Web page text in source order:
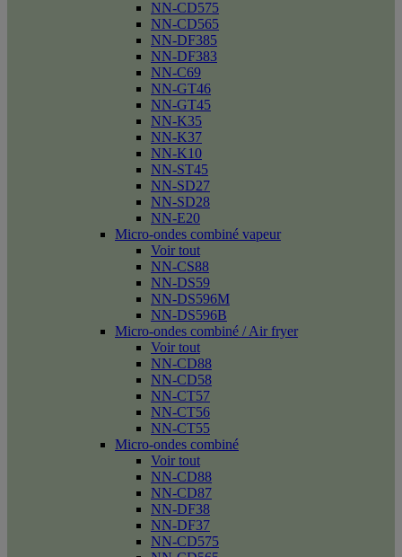
NN-CD575
NN-CD565
NN-DF385
NN-DF383
NN-C69
NN-GT46
NN-GT45
NN-K35
NN-K37
NN-K10
NN-ST45
NN-SD27
NN-SD28
NN-E20
Micro-ondes combiné vapeur
Voir tout
NN-CS88
NN-DS59
NN-DS596M
NN-DS596B
Micro-ondes combiné / Air fryer
Voir tout
NN-CD88
NN-CD58
NN-CT57
NN-CT56
NN-CT55
Micro-ondes combiné
Voir tout
NN-CD88
NN-CD87
NN-DF38
NN-DF37
NN-CD575